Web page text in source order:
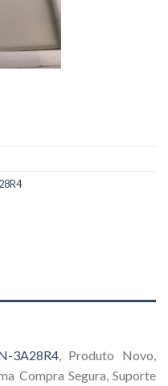
3A28R4, Produto Novo,
Compra Segura, Suporte